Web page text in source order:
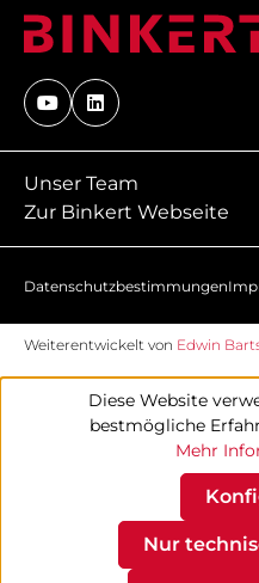
Unser Team
Zur Binkert Webseite
Datenschutzbestimmungen
Weiterentwickelt von Edwin
Diese Website
bestmögliche
Mehr
Nur